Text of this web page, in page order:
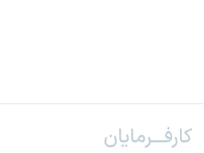
کارفـــرمایان